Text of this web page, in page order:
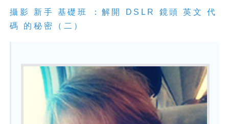
攝影 新手 基礎班 ：解開 DSLR 鏡頭 英文
代
碼
的秘密（二）